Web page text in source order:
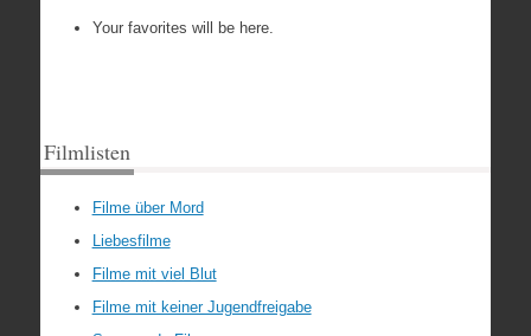
Your favorites will be here.
Filmlisten
Filme über Mord
Liebesfilme
Filme mit viel Blut
Filme mit keiner Jugendfreigabe